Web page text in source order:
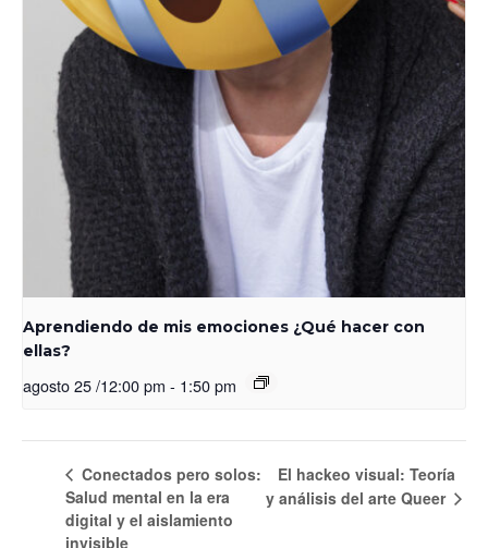
Aprendiendo de mis emociones ¿Qué hacer con
ellas?
agosto 25 /12:00 pm - 1:50 pm
Conectados pero solos:
Salud mental en la era
digital y el aislamiento
invisible
El hackeo visual: Teoría
y análisis del arte Queer